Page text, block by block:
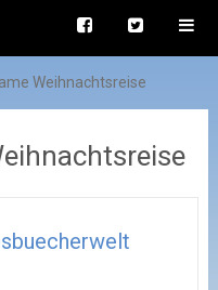
Weihnachtsreise